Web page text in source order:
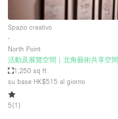
Spazio creativo
∙
North Point
活動及展覽空間｜北角藝術共享空間
1,250 sq ft
su base HK$515 al giorno
5(1 )